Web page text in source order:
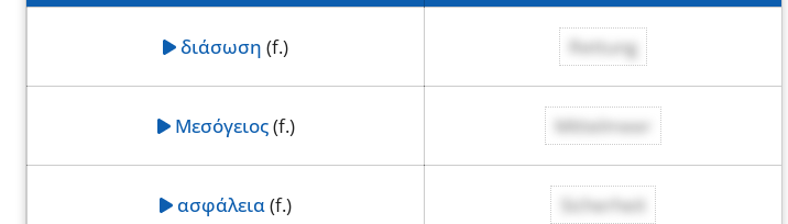
διάσωση (f.) Rettung
Μεσόγειος(f.) Mittelmeer
ασφάλεια(f.) Sicherheit